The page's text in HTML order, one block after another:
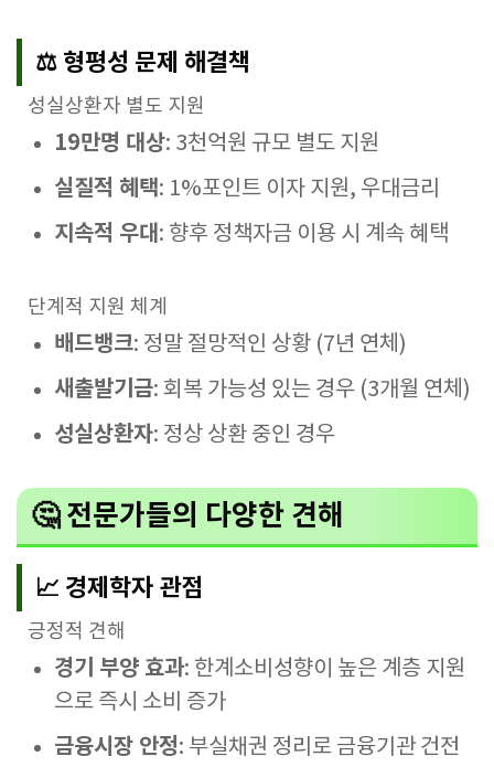
⚖️ 형평성 문제 해결책
성실상환자 별도 지원
19만명 대상: 3천억원 규모 별도 지원
실질적 혜택: 1%포인트 이자 지원, 우대금리
지속적 우대 : 향후 정책자금 이용 시 계속 혜택
단계적 지원 체계
배드뱅크: 정말 절망적인 상황 (7년 연체)
새출발기금: 회복 가능성 있는 경우 (3개월 연체)
성실상환자: 정상 상환 중인 경우
🤔 전문가들의 다양한 견해
📈 경제학자 관점
긍정적 견해
경기 부양 효과: 한계소비성향이 높은 계층 지원
으로 즉시 소비 증가
금융시장 안정: 부실채권 정리로 금융기관 건전